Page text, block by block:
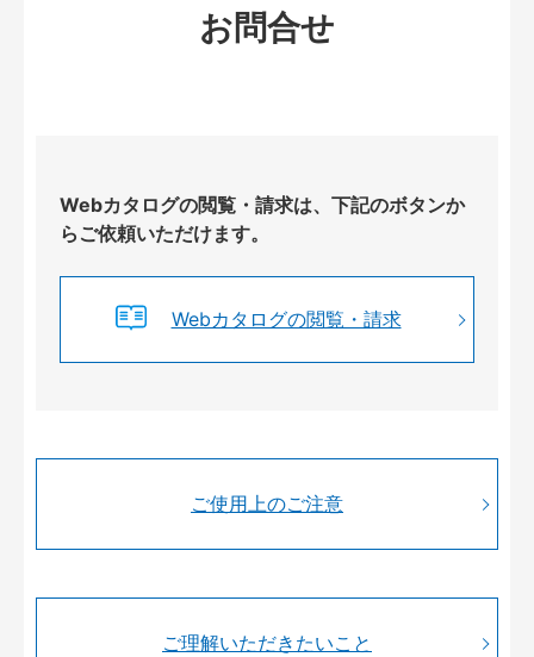
お問合せ
Webカタログの閲覧・請求は、下記のボタンか
らご依頼いただけます。
Webカタログの閲覧・請求
ご使用上のご注意
ご理解いただきたいこと